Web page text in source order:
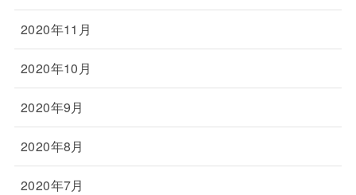
2020年11月
2020年10月
2020年9月
2020年8月
2020年7月